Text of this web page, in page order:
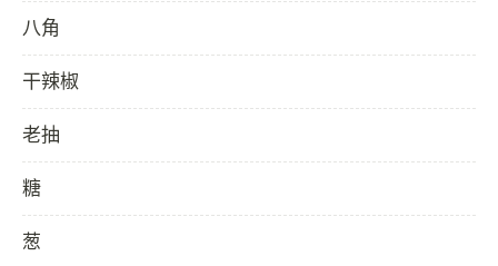
八角
干辣椒
老抽
糖
葱